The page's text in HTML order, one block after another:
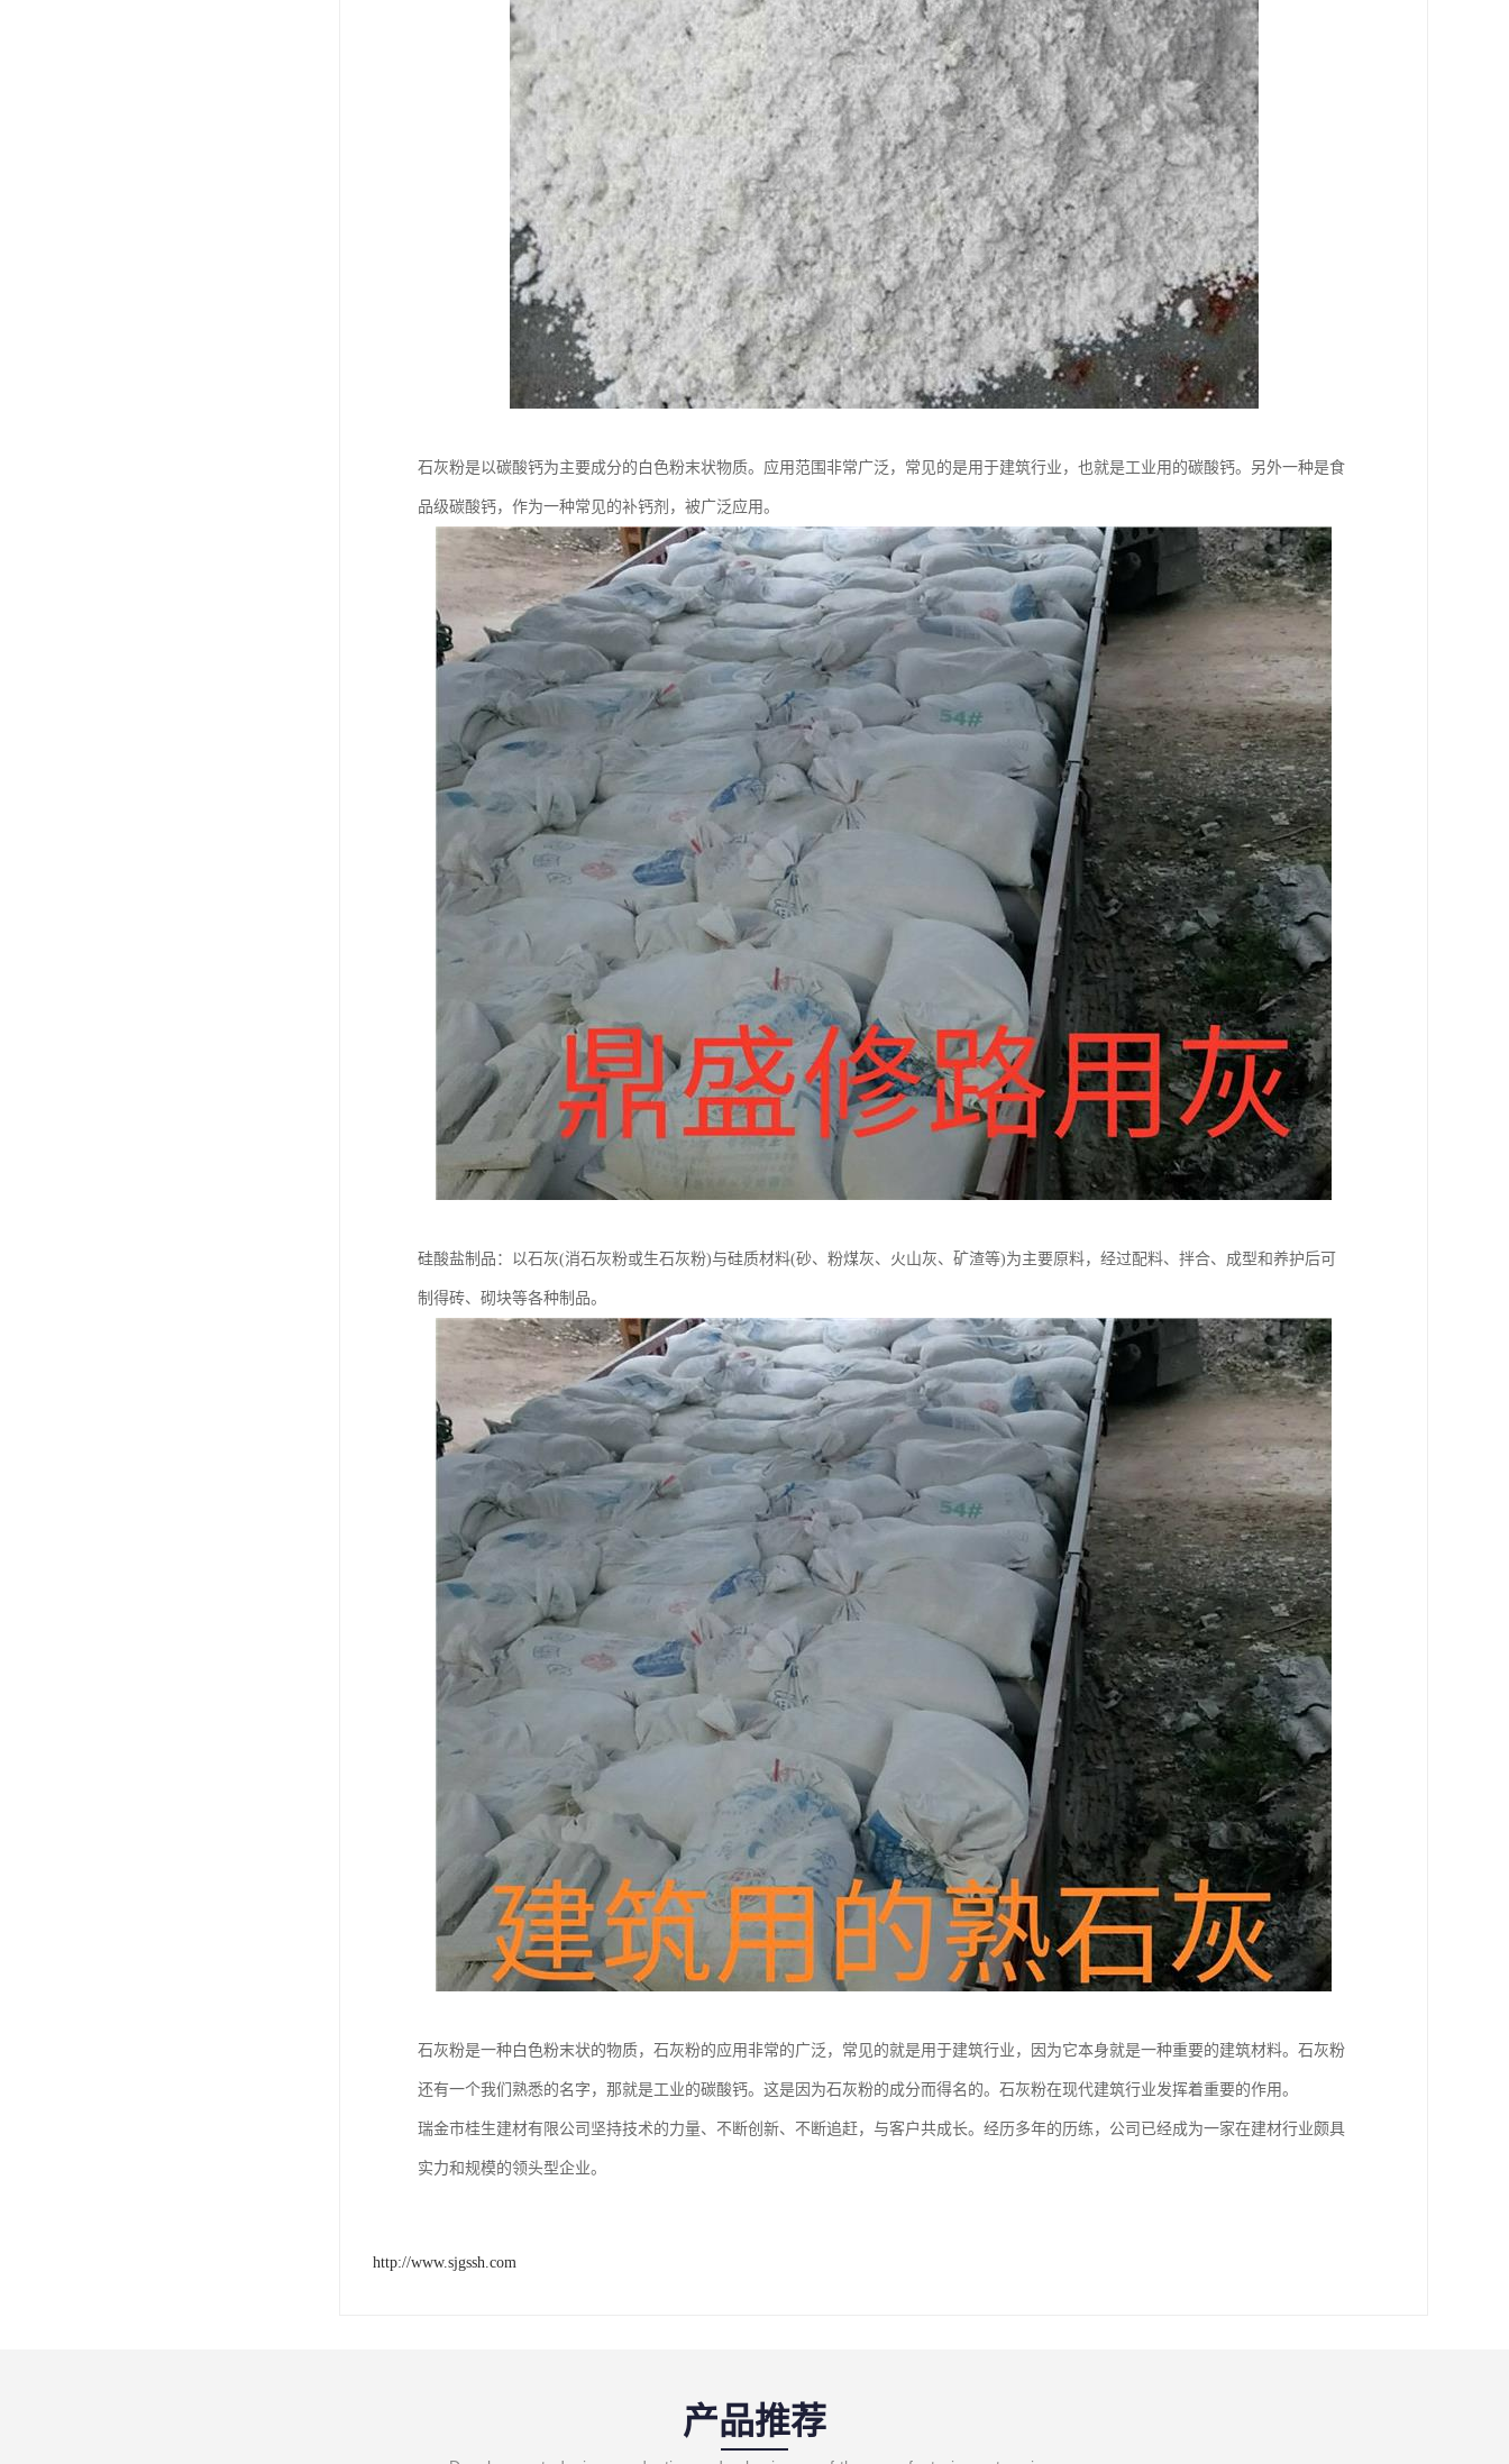
石灰粉是以碳酸钙为主要成分的白色粉末状物质。应用范围非常广泛，常见的是用于建筑行业，也就是工业用的碳酸钙。另外一种是食
品级碳酸钙，作为一种常见的补钙剂，被广泛应用。
硅酸盐制品：以石灰(消石灰粉或生石灰粉)与硅质材料(砂、粉煤灰、火山灰、矿渣等)为主要原料，经过配料、拌合、成型和养护后可
制得砖、砌块等各种制品。
石灰粉是一种白色粉末状的物质，石灰粉的应用非常的广泛，常见的就是用于建筑行业，因为它本身就是一种重要的建筑材料。石灰粉
还有一个我们熟悉的名字，那就是工业的碳酸钙。这是因为石灰粉的成分而得名的。石灰粉在现代建筑行业发挥着重要的作用。
瑞金市桂生建材有限公司坚持技术的力量、不断创新、不断追赶，与客户共成长。经历多年的历练，公司已经成为一家在建材行业颇具
实力和规模的领头型企业。
http://www.sjgssh.com
产品推荐